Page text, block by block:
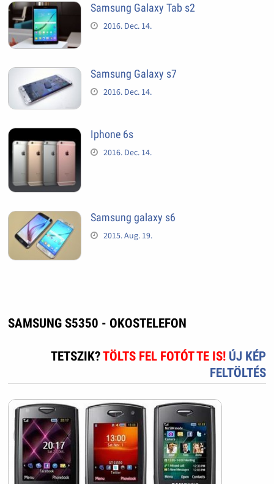
Samsung Galaxy Tab s2
2016. Dec. 14.
Samsung Galaxy s7
2016. Dec. 14.
Iphone 6s
2016. Dec. 14.
Samsung galaxy s6
2015. Aug. 19.
SAMSUNG S5350 - OKOSTELEFON
TETSZIK?TÖLTS FEL FOTÓT TE IS! ÚJ KÉP
FELTÖLTÉS